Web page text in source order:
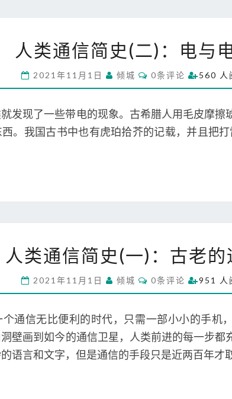
发
明
类
信
史
(
二
与
人类通信简史(二)：电与
2021年11月1日 倾城
C
O
M
E
N
T
S
0条评论 560 人
发现了一些带电的现象。古希腊人用毛皮摩擦
。我国古书中也有虎珀拾芥的记载，并且把
类
信
史
(
一
)
人类通信简史(一)：古老的
2021年11月1日 倾城
C
O
M
N
T
S
0条评论 951 人
通信无比便利的时代，只需一部小小的手机
壁画到如今的通信卫星，人类前进的每一步都
语言和文字，但是通信的手段只是近两百年才